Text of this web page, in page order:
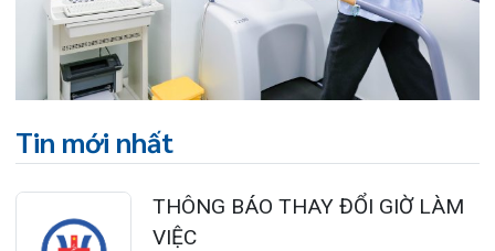
HẢI PHÒNG THÔNG BÁO T...
27/07/2026
THUỐC NAM, THUỐC BẮC KHÔ...
24/07/2026
TỔNG QUAN VỀ BỆNH LÝ THOÁI